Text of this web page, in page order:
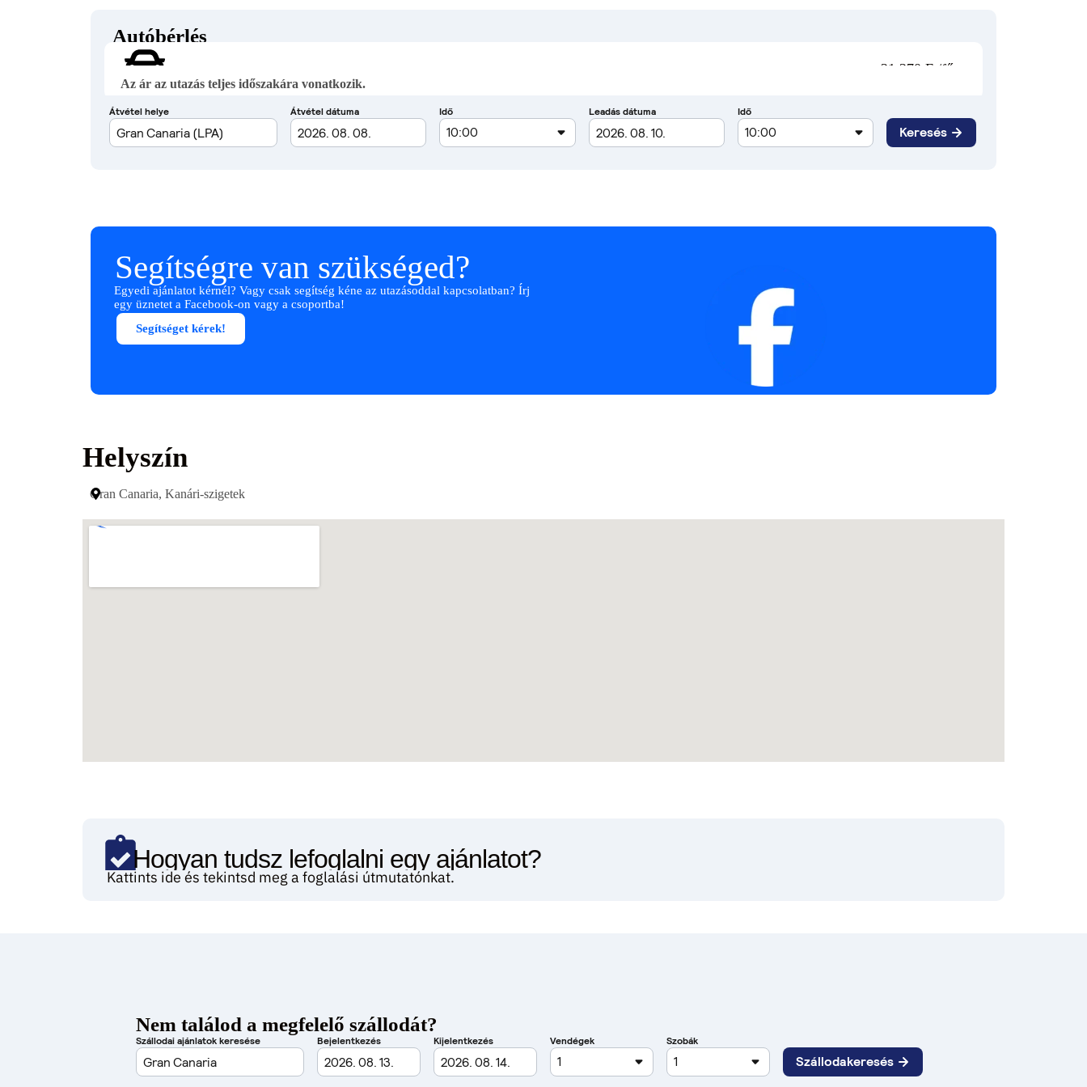
Autóbérlés
21 270 Ft/fő
Az ár az utazás teljes időszakára vonatkozik.
Segítségre van szükséged?
Egyedi ajánlatot kérnél? Vagy csak segítség kéne az utazásoddal kapcsolatban? Írj
egy üznetet a Facebook-on vagy a csoportba!
Segítséget kérek!
Helyszín
Gran Canaria, Kanári-szigetek
Hogyan tudsz lefoglalni egy ajánlatot?
Kattints ide és tekintsd meg a foglalási útmutatónkat.
Nem találod a megfelelő szállodát?